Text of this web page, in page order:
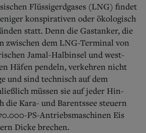
Flüssigerdgases (LNG) findet
konspirativen oder ökologisch
statt. Denn die Gastanker, die
zwischen dem LNG-Terminal von
Jamal-Halbinsel und west-
Häfen pendeln, verkehren nicht
und sind technisch auf dem
müssen sie auf jeder Hin-
die Kara- und Barentssee steuern
PS-Antriebsmaschinen Eis
Dicke brechen.